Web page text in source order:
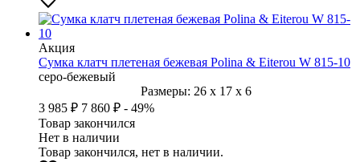
Акция
Сумка клатч плетеная бежевая Polina & Eiterou W 815-10
серо-бежевый
Размеры: 26 x 17 x 6
3 985 ₽ 7 860 ₽ - 49%
Товар закончился
Нет в наличии
Товар закончился, нет в наличии.